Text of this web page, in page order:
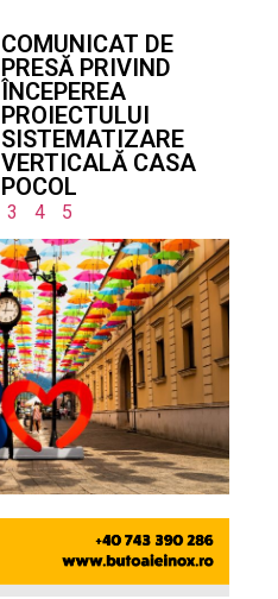
COMUNICAT DE
PRESĂ PRIVIND
ÎNCEPEREA
PROIECTULUI
SISTEMATIZARE
VERTICALĂ CASA
POCOL
3 4 5